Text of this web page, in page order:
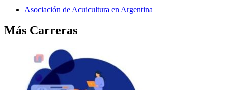
Asociación de Acuicultura en Argentina
Más Carreras